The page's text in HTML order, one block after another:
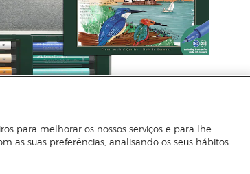
para melhorar os nossos serviços e para lhe
as suas preferências, analisando os seus hábitos